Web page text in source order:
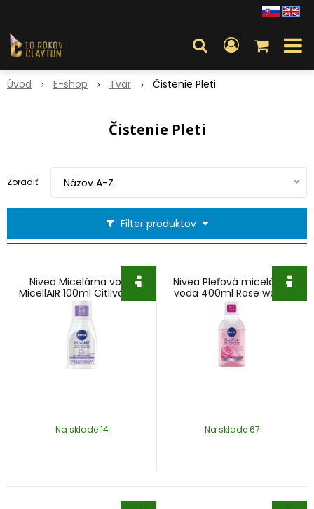
Úvod E-shop Tvár Čistenie Pleti
Čistenie Pleti
Filter produktov
Zoradiť: Názov A-Z
Nivea Micelárna voda
MicellAIR 100ml Citlivá pleť
Na sklade 14
Nivea Pleťová micelárna
voda 400ml Rose water
Na sklade 67